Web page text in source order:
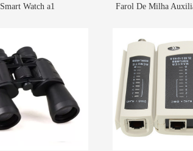
Smart Watch a1